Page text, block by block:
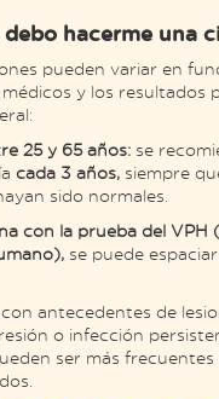
hacerme una
pueden variar en
y los resultados
25 y 65 años: se
cada 3 años, siempre
sido normales.
con la prueba del VPH
se puede
antecedentes de
o infección
ser más frecuentes